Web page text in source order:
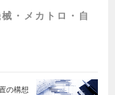
・メカトロ・自
の構想